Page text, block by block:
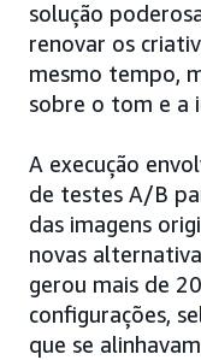
solução
renovar os
mesmo tempo,
sobre o tom e a
A execução
de testes A/B
das imagens
novas
gerou mais de
configurações,
que se